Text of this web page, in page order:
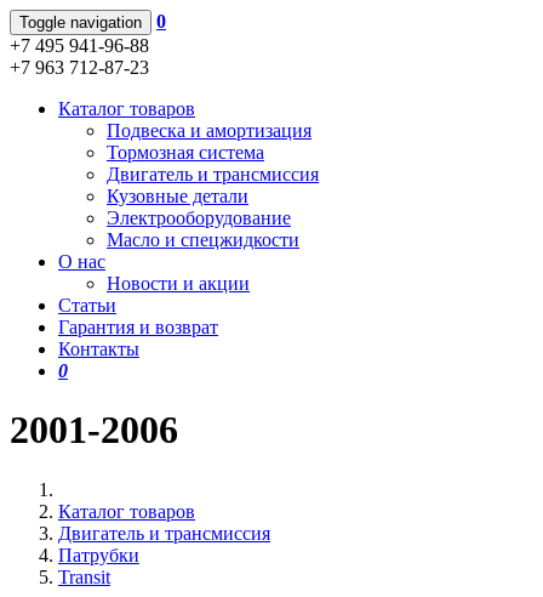
Toggle navigation
0
+7 495 941-96-88
+7 963 712-87-23
Каталог товаров
Подвеска и амортизация
Тормозная система
Двигатель и трансмиссия
Кузовные детали
Электрооборудование
Масло и спецжидкости
О нас
Новости и акции
Статьи
Гарантия и возврат
Контакты
0
2001-2006
Каталог товаров
Двигатель и трансмиссия
Патрубки
Transit